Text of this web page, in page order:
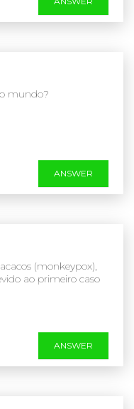
mundo?
ANSWER
(monkeypox),
ao primeiro caso
ANSWER